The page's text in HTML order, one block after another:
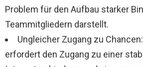
Problem für den Aufbau starker
Teammitgliedern darstellt.
Ungleicher Zugang zu
erfordert den Zugang zu einer